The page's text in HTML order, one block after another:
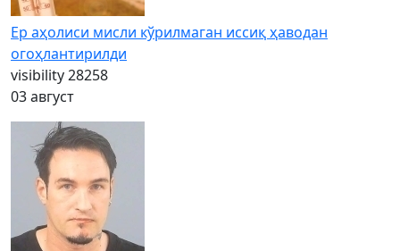
Ер аҳолиси мисли кўрилмаган иссиқ ҳаводан
огоҳлантирилди
visibility28258
03 август